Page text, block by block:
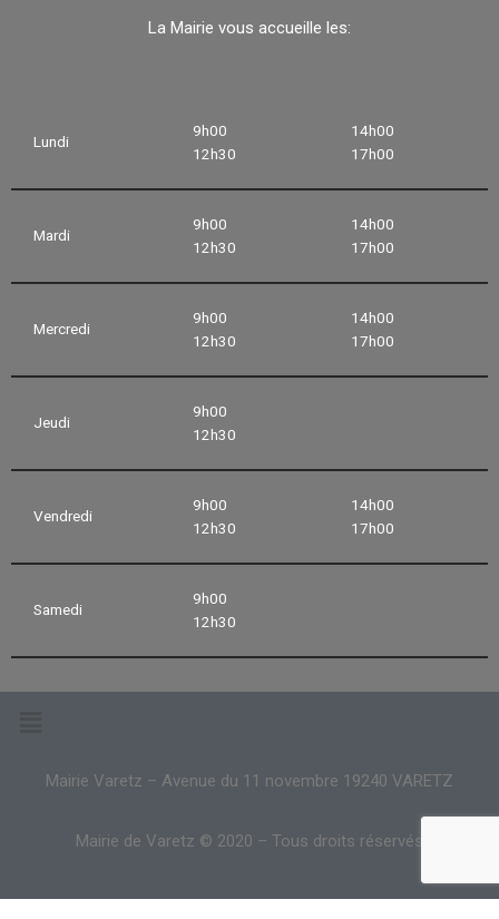
La Mairie vous accueille les:
Lundi
9h00
12h30
14h00
17h00
Mardi
9h00
12h30
14h00
17h00
Mercredi
9h00
12h30
14h00
17h00
Jeudi
9h00
12h30
Vendredi
9h00
12h30
14h00
17h00
Samedi
9h00
12h30
Mairie Varetz – Avenue du 11 novembre 19240 VARETZ
Mairie de Varetz © 2020 – Tous droits réservés